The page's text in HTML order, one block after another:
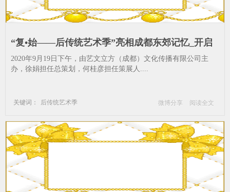
“复•始——后传统艺术季”亮相成都东郊记忆_开启
一场多维度的艺术思想碰撞_威尼斯双年展-工·在当
代-当代-艺文-成都-传统
2020年9月19日下午，由艺文立方（成都）文化传播有限公司主
办，徐娟担任总策划，何桂彦担任策展人....
关键词：
后传统艺术季
艺文
成都 传统
微博分享 阅读全文